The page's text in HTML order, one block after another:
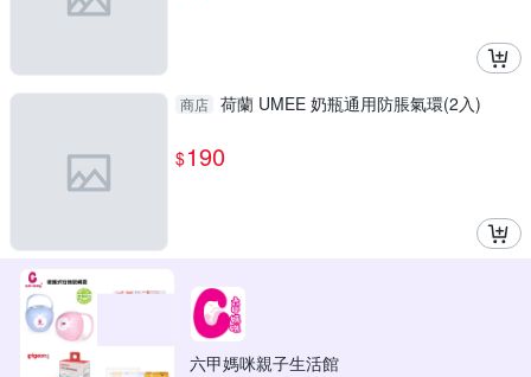
商店 荷蘭 UMEE 奶瓶通用防脹氣環(2入)
$190
六甲媽咪親子生活館